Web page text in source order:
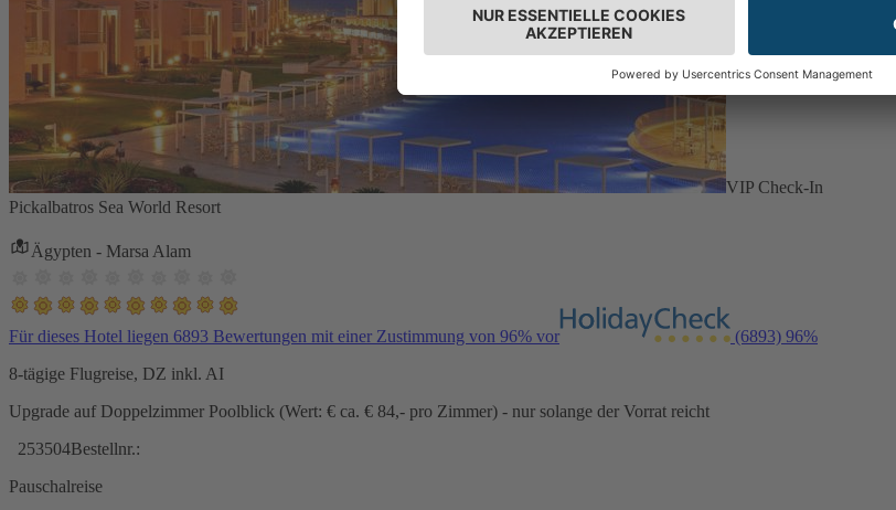
VIP Check-In
Pickalbatros Sea World Resort
Ägypten - Marsa Alam
Für dieses Hotel liegen 6893 Bewertungen mit einer Zustimmung von 96% vor (6893) 96%
8-tägige Flugreise, DZ inkl. AI
Upgrade auf Doppelzimmer Poolblick (Wert: € ca. € 84,- pro Zimmer) - nur solange der Vorrat reicht
253504Bestellnr.:
Pauschalreise